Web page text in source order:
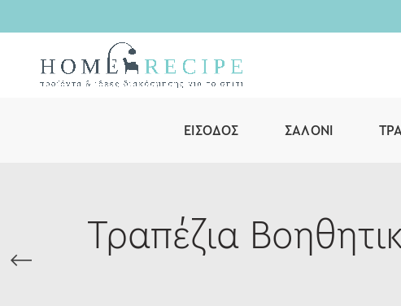
ΕΊΣΟΔΟΣ ΣΑΛΌΝΙ
Τραπέζια